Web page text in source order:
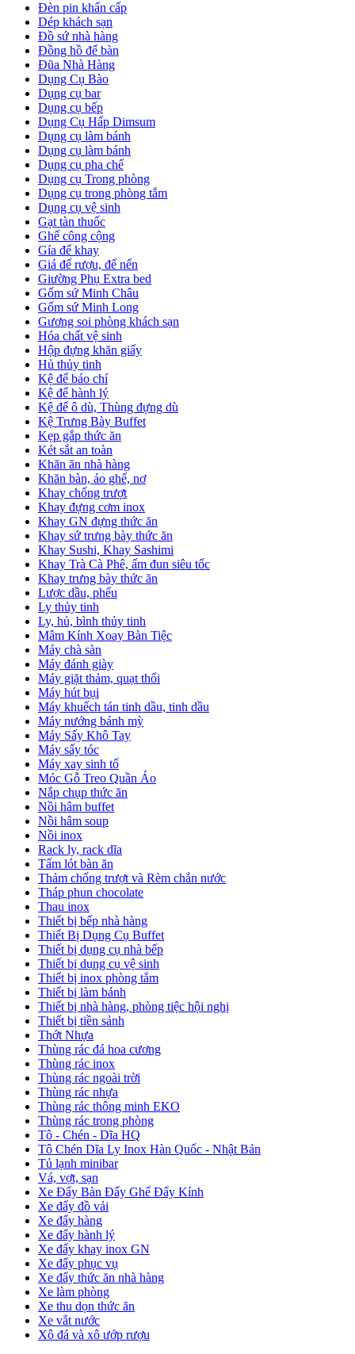
Đèn pin khẩn cấp
Dép khách sạn
Đồ sứ nhà hàng
Đồng hồ để bàn
Đũa Nhà Hàng
Dụng Cụ Bào
Dụng cụ bar
Dụng cụ bếp
Dụng Cụ Hấp Dimsum
Dụng cụ làm bánh
Dụng cụ làm bánh
Dụng cụ pha chế
Dụng cụ Trong phòng
Dụng cụ trong phòng tắm
Dụng cụ vệ sinh
Gạt tàn thuốc
Ghế công cộng
Gía để khay
Giá để rượu, để nến
Giường Phụ Extra bed
Gốm sứ Minh Châu
Gốm sứ Minh Long
Gương soi phòng khách sạn
Hóa chất vệ sinh
Hộp đựng khăn giấy
Hủ thủy tinh
Kệ để báo chí
Kệ để hành lý
Kệ để ô dù, Thùng đựng dù
Kệ Trưng Bày Buffet
Kẹp gắp thức ăn
Két sắt an toàn
Khăn ăn nhà hàng
Khăn bàn, áo ghế, nơ
Khay chống trượt
Khay đựng cơm inox
Khay GN đựng thức ăn
Khay sứ trưng bày thức ăn
Khay Sushi, Khay Sashimi
Khay Trà Cà Phê, ấm đun siêu tốc
Khay trưng bày thức ăn
Lược dầu, phểu
Ly thủy tinh
Ly, hủ, bình thủy tinh
Mâm Kính Xoay Bàn Tiệc
Máy chà sàn
Máy đánh giày
Máy giặt thảm, quạt thổi
Máy hút bụi
Máy khuếch tán tinh dầu, tinh dầu
Máy nướng bánh mỳ
Máy Sấy Khô Tay
Máy sấy tóc
Máy xay sinh tố
Móc Gỗ Treo Quần Áo
Nắp chụp thức ăn
Nồi hâm buffet
Nồi hâm soup
Nồi inox
Rack ly, rack dĩa
Tấm lót bàn ăn
Thảm chống trượt và Rèm chắn nước
Tháp phun chocolate
Thau inox
Thiết bị bếp nhà hàng
Thiết Bị Dụng Cụ Buffet
Thiết bị dụng cụ nhà bếp
Thiết bị dụng cụ vệ sinh
Thiết bị inox phòng tắm
Thiết bị làm bánh
Thiết bị nhà hàng, phòng tiệc hội nghị
Thiết bị tiền sảnh
Thớt Nhựa
Thùng rác đá hoa cương
Thùng rác inox
Thùng rác ngoài trời
Thùng rác nhựa
Thùng rác thông minh EKO
Thùng rác trong phòng
Tô - Chén - Dĩa HQ
Tô Chén Dĩa Ly Inox Hàn Quốc - Nhật Bản
Tủ lạnh minibar
Vá, vợt, sạn
Xe Đẩy Bàn Đẩy Ghế Đẩy Kính
Xe đẩy đồ vải
Xe đẩy hàng
Xe đẩy hành lý
Xe đẩy khay inox GN
Xe đẩy phục vụ
Xe đẩy thức ăn nhà hàng
Xe làm phòng
Xe thu dọn thức ăn
Xe vắt nước
Xô đá và xô ướp rượu